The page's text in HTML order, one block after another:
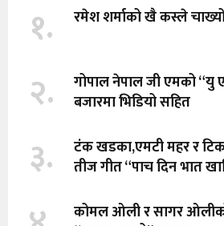
१. रमेश शर्माको खै कस्ले
२.
गोपाल नेपाल जी एमको “यु
बजारमा भिडियो सहित
३.
टंक खडका,एमटी महर र
तीज गीत “पाच दिन भात
कोमल ओली र सागर